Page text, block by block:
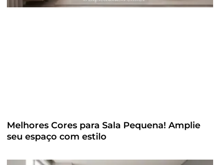
Melhores Cores para Sala Pequena! Amplie
seu espaço com estilo